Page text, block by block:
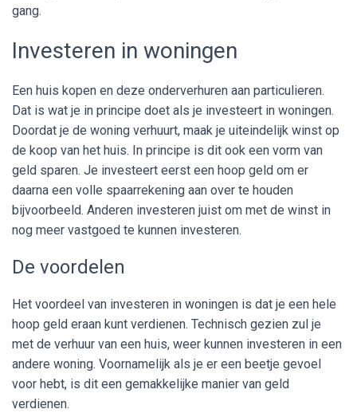
gang.
Investeren in woningen
Een huis kopen en deze onderverhuren aan particulieren.
Dat is wat je in principe doet als je investeert in woningen.
Doordat je de woning verhuurt, maak je uiteindelijk winst op
de koop van het huis. In principe is dit ook een vorm van
geld sparen. Je investeert eerst een hoop geld om er
daarna een volle spaarrekening aan over te houden
bijvoorbeeld. Anderen investeren juist om met de winst in
nog meer vastgoed te kunnen investeren.
De voordelen
Het voordeel van investeren in woningen is dat je een hele
hoop geld eraan kunt verdienen. Technisch gezien zul je
met de verhuur van een huis, weer kunnen investeren in een
andere woning. Voornamelijk als je er een beetje gevoel
voor hebt, is dit een gemakkelijke manier van geld
verdienen.